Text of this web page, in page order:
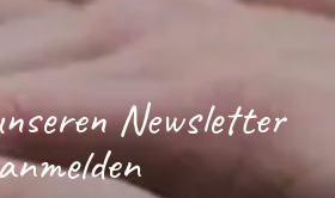
Newsletter